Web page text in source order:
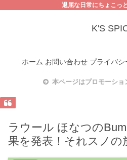
退屈な日常にちょこっ
K'S
ホーム お問い合わせ プライバシ
本ページはプロモーショ
ラウール ほなつの
果を発表！それスノの